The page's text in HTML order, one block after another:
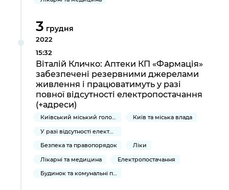
3 грудня
2022
15:32
Віталій Кличко: Аптеки КП «Фармація»
забезпечені резервними джерелами
живлення і працюватимуть у разі
повної відсутності електропостачання
(+адреси)
Київський міський голова
Київ та міська влада
У разі відсутності електропостачання
Безпека та правопорядок
Ліки
Лікарні та медицина
Електропостачання
Будинок та комунальні послуги